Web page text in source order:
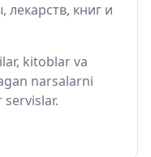
книг и
kitoblar va
narsalarni